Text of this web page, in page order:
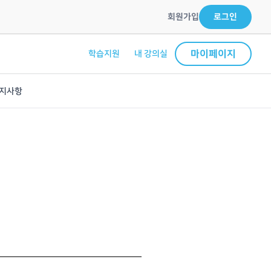
회원가입 로그인
학습지원 내 강의실 마이페이지
사항